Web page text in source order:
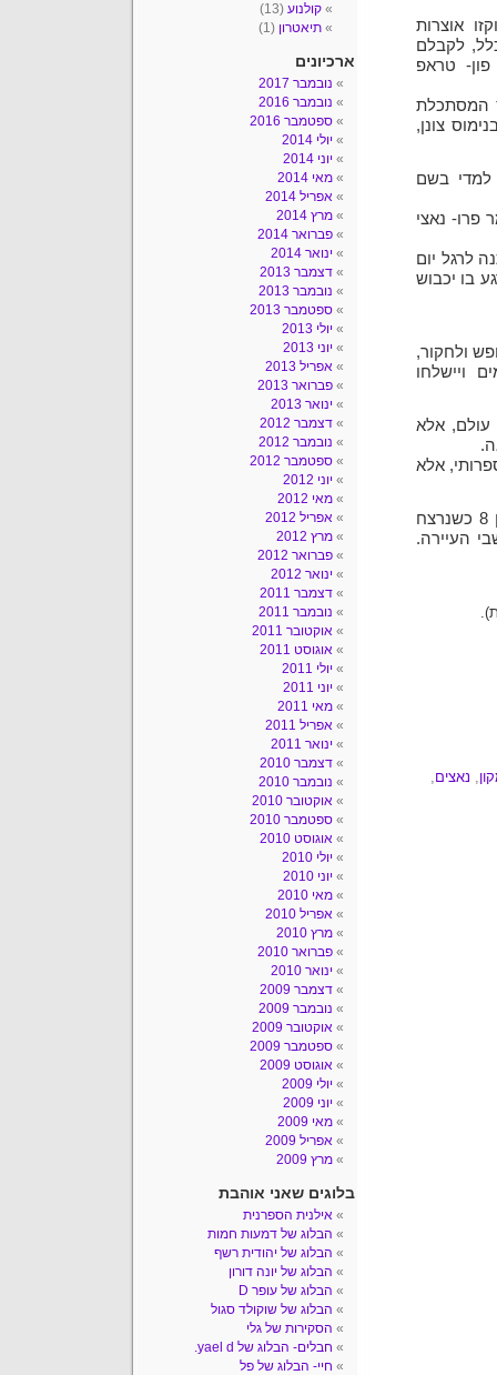
אוצרות
לקבלם
טראפ
המסתכלת
צונן,
למדי בשם
פרו- נאצי
לרגל יום
לרגע בו יכבוש
ולחקור,
ויישלחו
עולם, אלא
אלא
ז'אק שסקס, יליד פיירן, היה סופר וצייר שוייצרי. הוא היה בן 8 כשנרצח
לכך תושבי העיירה.
, נאצים,
קולנוע (13)
תיאטרון (1)
ארכיונים
נובמבר 2017
נובמבר 2016
ספטמבר 2016
יולי 2014
יוני 2014
מאי 2014
אפריל 2014
מרץ 2014
פברואר 2014
ינואר 2014
דצמבר 2013
נובמבר 2013
ספטמבר 2013
יולי 2013
יוני 2013
אפריל 2013
פברואר 2013
ינואר 2013
דצמבר 2012
נובמבר 2012
ספטמבר 2012
יוני 2012
מאי 2012
אפריל 2012
מרץ 2012
פברואר 2012
ינואר 2012
דצמבר 2011
נובמבר 2011
אוקטובר 2011
אוגוסט 2011
יולי 2011
יוני 2011
מאי 2011
אפריל 2011
ינואר 2011
דצמבר 2010
נובמבר 2010
אוקטובר 2010
ספטמבר 2010
אוגוסט 2010
יולי 2010
יוני 2010
מאי 2010
אפריל 2010
מרץ 2010
פברואר 2010
ינואר 2010
דצמבר 2009
נובמבר 2009
אוקטובר 2009
ספטמבר 2009
אוגוסט 2009
יולי 2009
יוני 2009
מאי 2009
אפריל 2009
מרץ 2009
בלוגים שאני אוהבת
אילנית הספרנית
הבלוג של דמעות חמות
הבלוג של יהודית רשף
הבלוג של יונה דורון
הבלוג של עופר D
הבלוג של שוקולד סגול
הסקירות של גלי
חבלים- הבלוג של yael d.
חיי- הבלוג של פל